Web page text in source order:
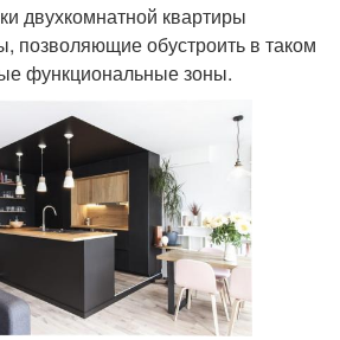
двухкомнатной квартиры
позволяющие обустроить в таком
функциональные зоны.